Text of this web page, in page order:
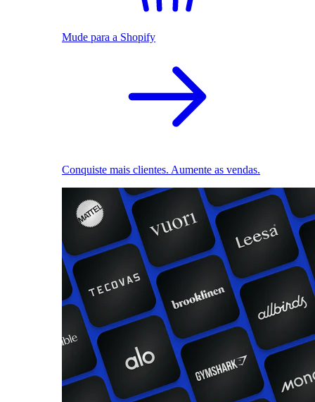
Mude para a Shopify
Conquiste mais clientes. Aumente as vendas.